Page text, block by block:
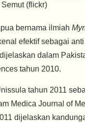
(flickr)
bernama ilmiah
efektif sebagai anti
dalam
tahun 2010.
tahun 2011
Medica Journal of
dijelaskan